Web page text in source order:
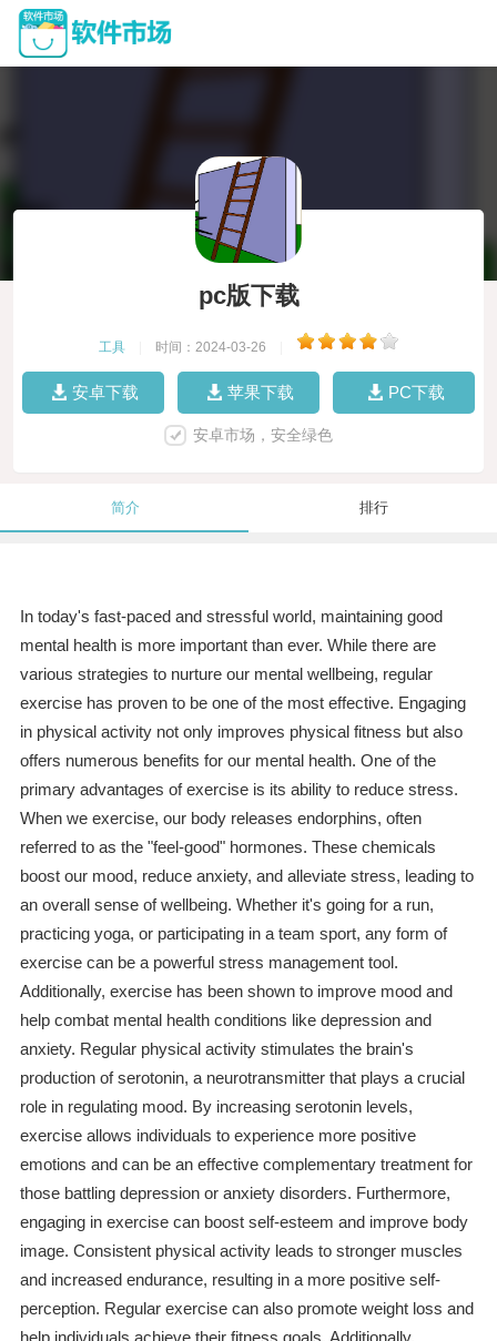
pc版下载
工具 时间：2024-03-26
安卓下载 苹果下载 PC下载
安卓市场，安全绿色
简介 排行
In today's fast-paced and stressful world, maintaining good
mental health is more important than ever. While there are
various strategies to nurture our mental wellbeing, regular
exercise has proven to be one of the most effective. Engaging
in physical activity not only improves physical fitness but also
offers numerous benefits for our mental health. One of the
primary advantages of exercise is its ability to reduce stress.
When we exercise, our body releases endorphins, often
referred to as the "feel-good" hormones. These chemicals
boost our mood, reduce anxiety, and alleviate stress, leading to
an overall sense of wellbeing. Whether it's going for a run,
practicing yoga, or participating in a team sport, any form of
exercise can be a powerful stress management tool.
Additionally, exercise has been shown to improve mood and
help combat mental health conditions like depression and
anxiety. Regular physical activity stimulates the brain's
production of serotonin, a neurotransmitter that plays a crucial
role in regulating mood. By increasing serotonin levels,
exercise allows individuals to experience more positive
emotions and can be an effective complementary treatment for
those battling depression or anxiety disorders. Furthermore,
engaging in exercise can boost self-esteem and improve body
image. Consistent physical activity leads to stronger muscles
and increased endurance, resulting in a more positive self-
perception. Regular exercise can also promote weight loss and